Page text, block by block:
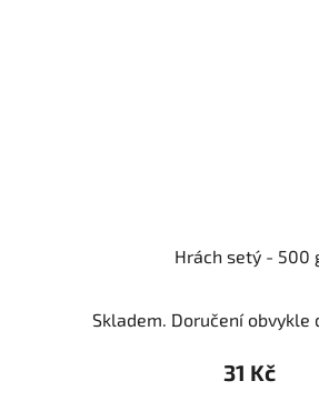
Hrách setý - 500
Skladem. Doručení obvykle
31 Kč